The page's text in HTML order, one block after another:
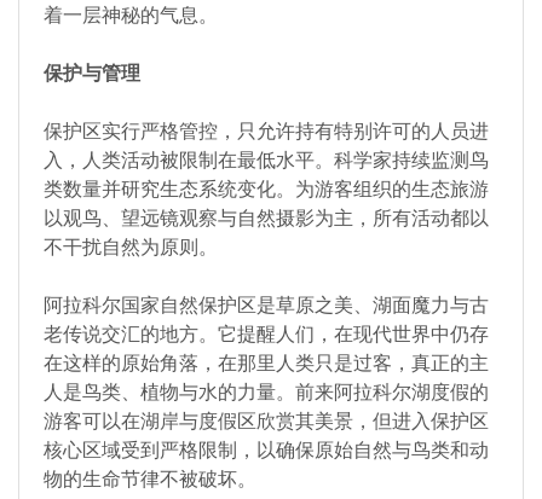
着一层神秘的气息。
保护与管理
保护区实行严格管控，只允许持有特别许可的人员进
入，人类活动被限制在最低水平。科学家持续监测鸟
类数量并研究生态系统变化。为游客组织的生态旅游
以观鸟、望远镜观察与自然摄影为主，所有活动都以
不干扰自然为原则。
阿拉科尔国家自然保护区是草原之美、湖面魔力与古
老传说交汇的地方。它提醒人们，在现代世界中仍存
在这样的原始角落，在那里人类只是过客，真正的主
人是鸟类、植物与水的力量。前来阿拉科尔湖度假的
游客可以在湖岸与度假区欣赏其美景，但进入保护区
核心区域受到严格限制，以确保原始自然与鸟类和动
物的生命节律不被破坏。